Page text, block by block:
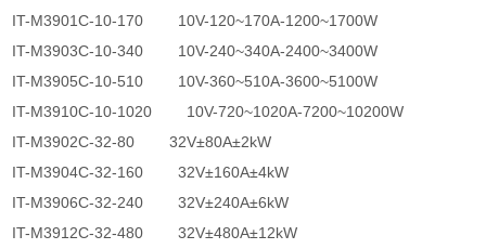
IT-M3901C-10-170 10V-120~170A-1200~1700W
IT-M3903C-10-340 10V-240~340A-2400~3400W
IT-M3905C-10-510 10V-360~510A-3600~5100W
IT-M3910C-10-1020 10V-720~1020A-7200~10200W
IT-M3902C-32-80 32V±80A±2kW
IT-M3904C-32-160 32V±160A±4kW
IT-M3906C-32-240 32V±240A±6kW
IT-M3912C-32-480 32V±480A±12kW